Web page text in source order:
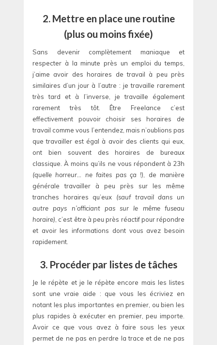
2. Mettre en place une routine
(plus ou moins fixée)
Sans devenir complètement maniaque et
respecter à la minute près un emploi du temps,
j’aime avoir des horaires de travail à peu près
similaires d’un jour à l’autre : je travaille rarement
très tard et à l’inverse, je travaille également
rarement très tôt. Être Freelance c’est
effectivement pouvoir choisir ses horaires de
travail comme vous l’entendez, mais n’oublions pas
que travailler est égal à avoir des clients qui eux,
ont bien souvent des horaires de bureaux
classique. À moins qu’ils ne vous répondent à 23h
(quelle horreur… ne faites pas ça !) , de manière
générale travailler à peu près sur les même
tranches horaires qu’eux (sauf travail dans un
autre pays n’officiant pas sur le même fuseau
horaire) , c’est être à peu près réactif pour répondre
et avoir les informations dont vous avez besoin
rapidement.
3. Procéder par listes de tâches
Je le répète et je le répète encore mais les listes
sont une vraie aide : que vous les écriviez en
notant les plus importantes en premier, ou bien les
plus rapides à exécuter en premier, peu importe.
Avoir ce que vous avez à faire sous les yeux
permet de ne pas en perdre la trace et de ne pas